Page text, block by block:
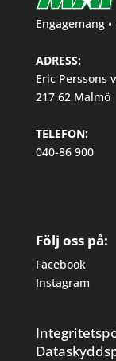
Engagemang
ADRESS:
Eric Perssons
217 62 Malmö
TELEFON:
040-86 900
Följ oss på:
Facebook
Instagram